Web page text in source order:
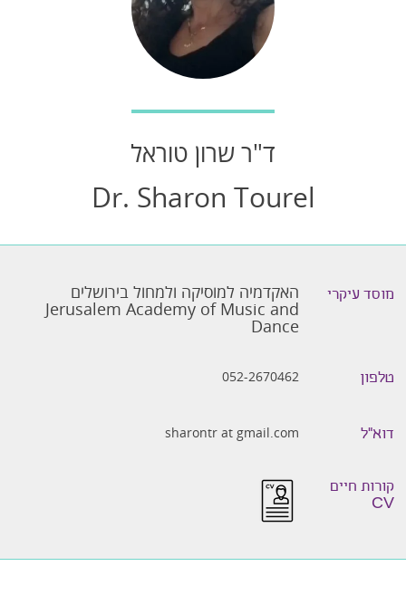
ד"ר שרון טוראל
Dr. Sharon Tourel
מוסד עיקרי האקדמיה למוסיקה ולמחול בירושלים
Jerusalem Academy of Music and
Dance
טלפון 052-2670462
דוא״ל sharontr at gmail.com
קורות חיים
CV